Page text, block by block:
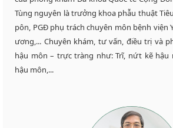
Tùng nguyên là trưởng khoa phẫu thuật
pôn, PGĐ phụ trách chuyên môn bệnh viện
ương,... Chuyên khám, tư vấn, điều trị và
hậu môn – trực tràng như: Trĩ, nứt kẽ hậu
hậu môn,...